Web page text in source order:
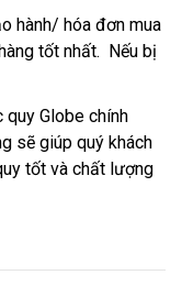
hành/ hóa đơn mua
tốt nhất. Nếu bị
Globe chính
sẽ giúp quý khách
tốt và chất lượng